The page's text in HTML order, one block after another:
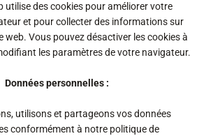
utilise des cookies pour améliorer votre
et pour collecter des informations sur
web. Vous pouvez désactiver les cookies à
les paramètres de votre navigateur.
Données personnelles :
utilisons et partageons vos données
conformément à notre politique de